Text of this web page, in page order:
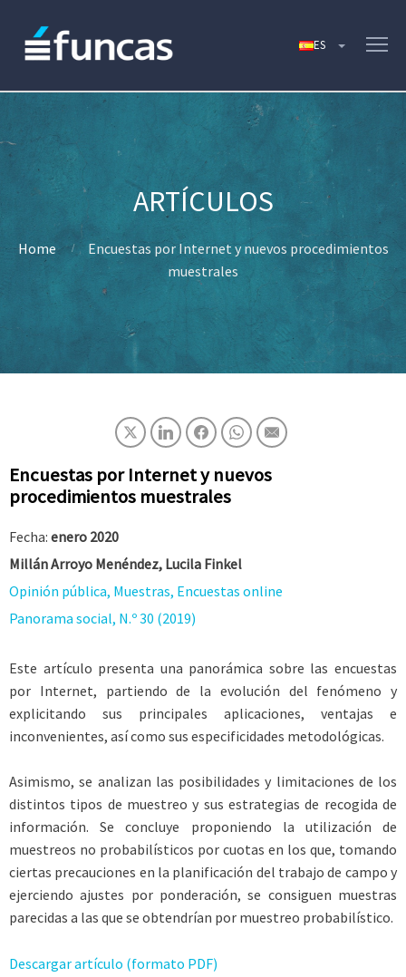
Home
Encuestas por Internet y nuevos procedimientos
muestrales
Encuestas por Internet y nuevos
procedimientos muestrales
Fecha: enero 2020
Millán Arroyo Menéndez, Lucila Finkel
Opinión pública, Muestras, Encuestas online
Panorama social, N.º 30 (2019)
Este artículo presenta una panorámica sobre las encuestas
por Internet, partiendo de la evolución del fenómeno y
explicitando sus principales aplicaciones, ventajas e
inconvenientes, así como sus especificidades metodológicas.
Asimismo, se analizan las posibilidades y limitaciones de los
distintos tipos de muestreo y sus estrategias de recogida de
información. Se concluye proponiendo la utilización de
muestreos no probabilísticos por cuotas en los que, tomando
ciertas precauciones en la planificación del trabajo de campo y
ejerciendo ajustes por ponderación, se consiguen muestras
parecidas a las que se obtendrían por muestreo probabilístico.
Descargar artículo (formato PDF)